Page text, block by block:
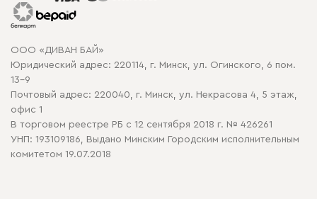
Гарантия
Карта сайта
Политика конфиденциальности
Политика в отношении обработки cookie
ООО «ДИВАН БАЙ»
Юридический адрес: 220114, г. Минск, ул. Огинского, 6 пом.
13-9
Почтовый адрес: 220040, г. Минск, ул. Некрасова 4, 5 этаж,
офис 1
В торговом реестре РБ с 12 сентября 2018 г. № 426261
УНП: 193109186, Выдано Минским Городским исполнительным
комитетом 19.07.2018